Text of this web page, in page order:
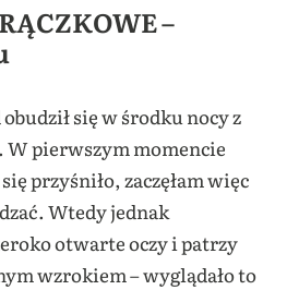
–
się w środku nocy z
pierwszym momencie
przyśniło, zaczęłam więc
Wtedy jednak
otwarte oczy i patrzy
wzrokiem – wyglądało to